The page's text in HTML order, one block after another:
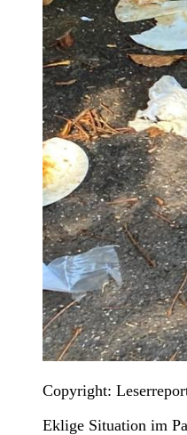
Copyright:
Eklige Situation im